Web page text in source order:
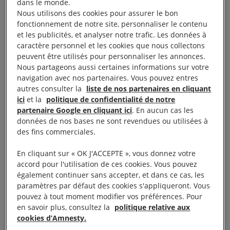
blessées. À travers le pays, ces manifestations ayant
duré deux jours, ainsi que les six jours de troubles
ayant suivi, ont fait 76 morts et plus de
2 000 blessés.
« La réaction violente et illégale du gouvernement
face à des jeunes exerçant leur droit à la liberté de
réunion pacifique reflète un mépris choquant et
cruel pour les droits humains. Les personnes ayant
commandité, autorisé ou perpétré ces abus, quels
que soient leur rang ou leur poste, doivent être
traduites en justice dans le cadre d’une procédure
juste et transparente », a déclaré Nirajan Thapaliya,
directeur d’Amnesty International Népal.
dans le monde.
Nous utilisons des cookies pour assurer le bon
fonctionnement de notre site, personnaliser le contenu
et les publicités, et analyser notre trafic. Les données à
caractère personnel et les cookies que nous collectons
peuvent être utilisés pour personnaliser les annonces.
Nous partageons aussi certaines informations sur votre
navigation avec nos partenaires. Vous pouvez entres
autres consulter la liste de nos partenaires en cliquant
ici et la politique de confidentialité de notre
partenaire Google en cliquant ici. En aucun cas les
données de nos bases ne sont revendues ou utilisées à
des fins commerciales.
En cliquant sur « OK J'ACCEPTE », vous donnez votre
accord pour l'utilisation de ces cookies. Vous pouvez
également continuer sans accepter, et dans ce cas, les
paramètres par défaut des cookies s'appliqueront. Vous
pouvez à tout moment modifier vos préférences. Pour
en savoir plus, consultez la politique relative aux
cookies d’Amnesty.